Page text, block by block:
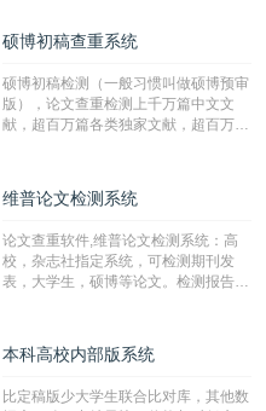
硕博初稿查重系统
硕博初稿检测（一般习惯叫做硕博预审
版），论文查重检测上千万篇中文文
献，超百万篇各类独家文献，超百万港
校用来检测硕博论文的系统，检测范围
广，数据来源真实，检测算法合理!本
字符数30万）
维普论文检测系统
论文查重软件,维普论文检测系统：高
校，杂志社指定系统，可检测期刊发
表，大学生，硕博等论文。检测报告支
本科高校内部版系统
比定稿版少大学生联合比对库，其他数